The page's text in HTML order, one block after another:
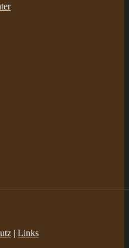
| Links